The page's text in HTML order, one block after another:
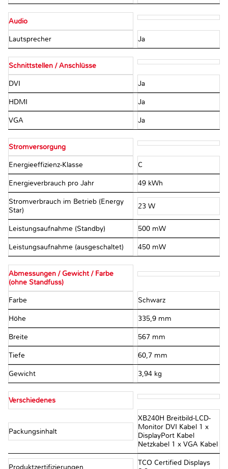
Audio
Lautsprecher Ja
Schnittstellen / Anschlüsse
DVI Ja
HDMI Ja
VGA Ja
Stromversorgung
Energieeffizienz-Klasse C
Energieverbrauch pro Jahr 49 kWh
Stromverbrauch im Betrieb (Energy
Star)
23 W
Leistungsaufnahme (Standby) 500 mW
Leistungsaufnahme (ausgeschaltet) 450 mW
Abmessungen / Gewicht / Farbe
(ohne Standfuss)
Farbe Schwarz
Höhe 335,9 mm
Breite 567 mm
Tiefe 60,7 mm
Gewicht 3,94 kg
Verschiedenes
Packungsinhalt
XB240H Breitbild-LCD-
Monitor DVI Kabel 1 x
DisplayPort Kabel
Netzkabel 1 x VGA Kabel
Produktzertifizierungen
TCO Certified Displays